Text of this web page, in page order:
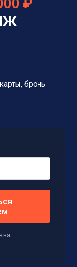
₽
бронь
на